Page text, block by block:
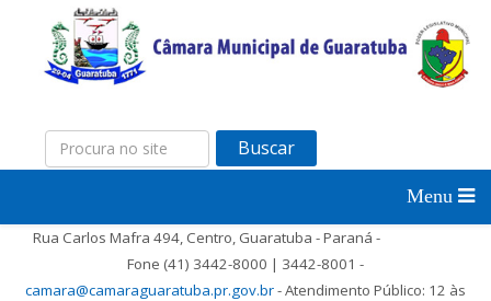
Buscar
Rua Carlos Mafra 494, Centro, Guaratuba - Paraná -
Fone (41) 3442-8000 | 3442-8001 -
camara@camaraguaratuba.pr.gov.br- Atendimento Público: 12 às